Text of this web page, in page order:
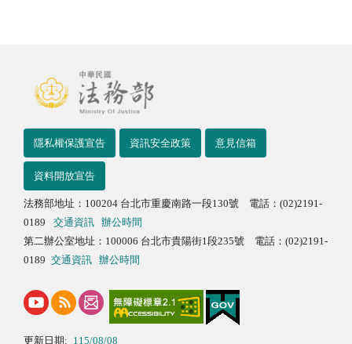
隱私權保護宣告 資訊安全政策 意見信箱
資料開放宣告
法務部地址：100204 台北市重慶南路一段130號 電話：(02)2191-
0189
交通資訊
辦公時間
第二辦公室地址：100006 台北市貴陽街1段235號 電話：(02)2191-
0189 交通資訊 辦公時間
更新日期: 115/08/08